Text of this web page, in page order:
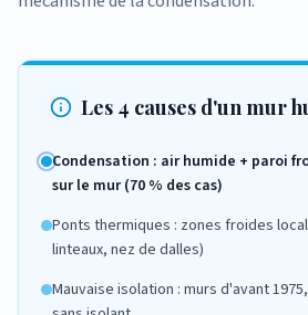
Les 4 causes d'un mur
Condensation : air humide + paroi
sur le mur (70 % des cas)
Ponts thermiques : zones froides
linteaux, nez de dalles)
Mauvaise isolation : murs d'avant